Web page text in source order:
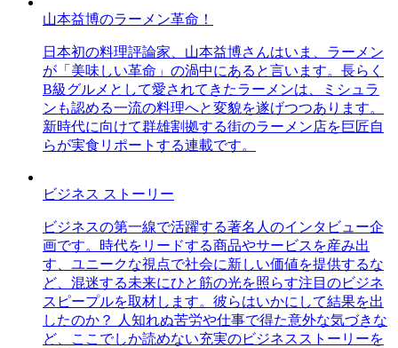
山本益博のラーメン革命！
日本初の料理評論家、山本益博さんはいま、ラーメン
が「美味しい革命」の渦中にあると言います。長らく
B級グルメとして愛されてきたラーメンは、ミシュラ
ンも認める一流の料理へと変貌を遂げつつあります。
新時代に向けて群雄割拠する街のラーメン店を巨匠自
らが実食リポートする連載です。
ビジネス ストーリー
ビジネスの第一線で活躍する著名人のインタビュー企
画です。時代をリードする商品やサービスを産み出
す、ユニークな視点で社会に新しい価値を提供するな
ど、混迷する未来にひと筋の光を照らす注目のビジネ
スピープルを取材します。彼らはいかにして結果を出
したのか？ 人知れぬ苦労や仕事で得た意外な気づきな
ど、ここでしか読めない充実のビジネスストーリーを